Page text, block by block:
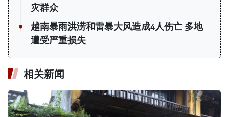
灾群众
越南暴雨洪涝和雷暴大风造成4人伤亡 多地
遭受严重损失
相关新闻